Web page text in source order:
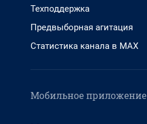
Техподдержка
Предвыборная агитация
Статистика канала в MAX
Мобильное приложение